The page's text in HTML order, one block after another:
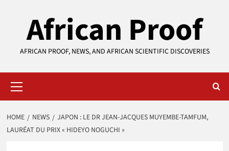
African Proof
AFRICAN PROOF, NEWS, AND AFRICAN SCIENTIFIC DISCOVERIES
Menu
HOME NEWS
JAPON : LE DR JEAN-JACQUES MUYEMBE-TAMFUM,
LAURÉAT DU PRIX « HIDEYO NOGUCHI »